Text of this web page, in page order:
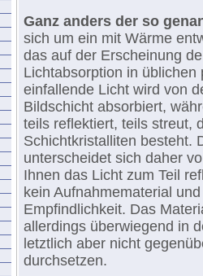
Ganz anders der so
sich um ein mit Wärme
das auf der Erscheinung
Lichtabsorption in
einfallende Licht wird von
Bildschicht absorbiert,
teils reflektiert, teils streut,
Schichtkristalliten besteht.
unterscheidet sich daher
Ihnen das Licht zum Teil
kein Aufnahmematerial
Empfindlichkeit. Das
allerdings überwiegend in
letztlich aber nicht
durchsetzen.